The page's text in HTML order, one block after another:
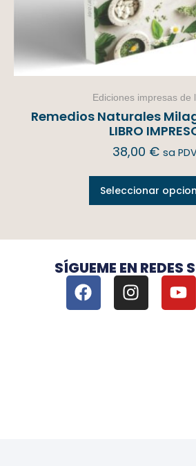
Ediciones impresas de
Remedios Naturales
LIBRO
38,00 € sa
Seleccionar
SÍGUEME EN REDES